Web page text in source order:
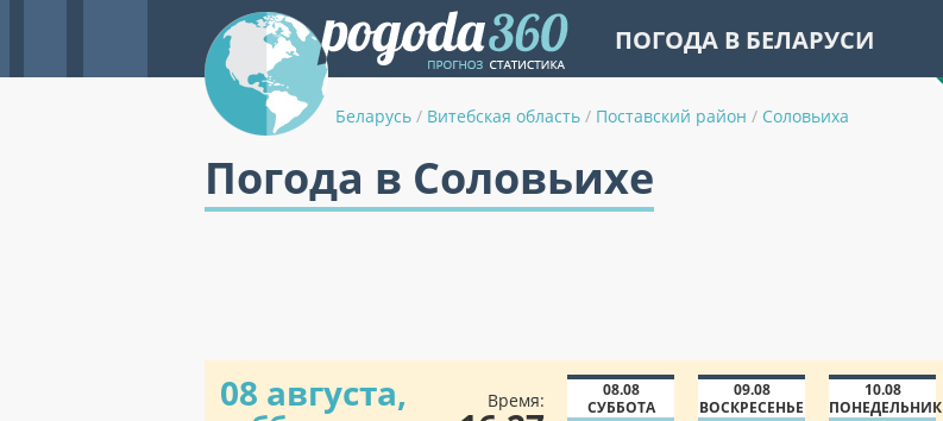
ПОГОДА В БЕЛАРУСИ
Беларусь / Витебская область / Поставский район / Соловьиха
Погода в Соловьихе
08 августа, Время:
08.08
СУББОТА
09.08
ВОСКРЕСЕНЬЕ
10.08
ПОНЕДЕЛЬНИК